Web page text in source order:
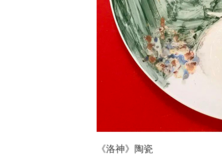
《洛神》陶瓷